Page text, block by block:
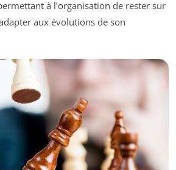
à l’organisation de rester sur
aux évolutions de son